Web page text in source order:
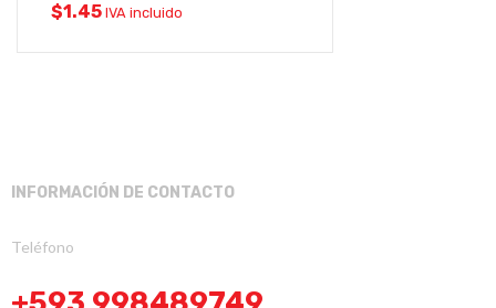
$1.45 IVA incluido
INFORMACIÓN DE CONTACTO
Teléfono